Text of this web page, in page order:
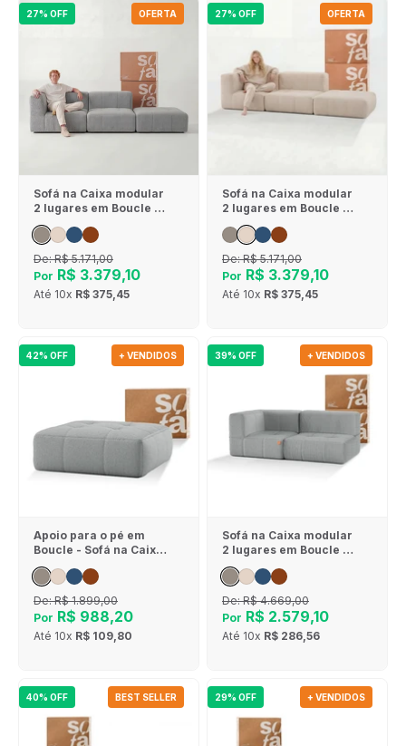
27% OFF OFERTA
Sofá na Caixa modular
2 lugares em Boucle - 1
Braço com Apoio de pé
- Cinza
De:R$ 5.171,00
Por R$ 3.379,10
Até 10x R$ 375,45
27% OFF OFERTA
Sofá na Caixa modular
2 lugares em Boucle - 1
Braço com Apoio de pé
- Linho
De:R$ 5.171,00
Por R$ 3.379,10
Até 10x R$ 375,45
42% OFF + VENDIDOS
Apoio para o pé em
Boucle - Sofá na Caixa
- Cinza
De:R$ 1.899,00
Por R$ 988,20
Até 10x R$ 109,80
39% OFF + VENDIDOS
Sofá na Caixa modular
2 lugares em Boucle - 1
De:R$ 4.669,00
Por R$ 2.579,10
Até 10x R$ 286,56
40% OFF BEST SELLER 29% OFF + VENDIDOS